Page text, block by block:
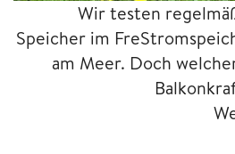
Wir testen
Speicher im
am Meer. Doch